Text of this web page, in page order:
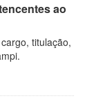
ao
titulação,